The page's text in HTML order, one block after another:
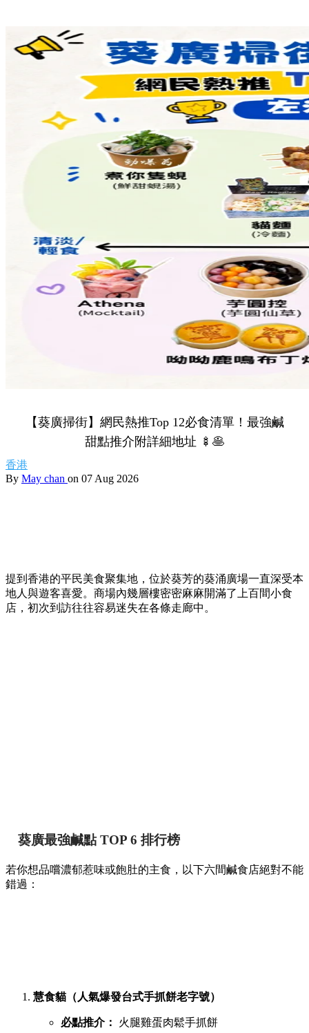
【葵廣掃街】網民熱推Top 12必食清單！最強鹹
甜點推介附詳細地址 🍢🥞
香港
By May chan on 07 Aug 2026
提到香港的平民美食聚集地，位於葵芳的葵涌廣場一直深受本
地人與遊客喜愛。商場內幾層樓密密麻麻開滿了上百間小食
店，初次到訪往往容易迷失在各條走廊中。
葵廣最強鹹點 TOP 6 排行榜
若你想品嚐濃郁惹味或飽肚的主食，以下六間鹹食店絕對不能
錯過：
慧食貓（人氣爆發台式手抓餅老字號）
必點推介： 火腿雞蛋肉鬆手抓餅